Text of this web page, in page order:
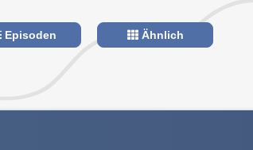
Episoden Ähnlich